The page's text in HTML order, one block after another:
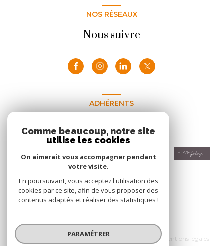
NOS RÉSEAUX
Nous suivre
ADHÉRENTS
Nous adhérons
© 2026 | Tous droits réservés
Nos honoraires
Nos partenaires
Mentions légales
Comme beaucoup, notre site
utilise les cookies
On aimerait vous accompagner pendant
votre visite.
En poursuivant, vous acceptez l'utilisation des
cookies par ce site, afin de vous proposer des
contenus adaptés et réaliser des statistiques !
PARAMÉTRER